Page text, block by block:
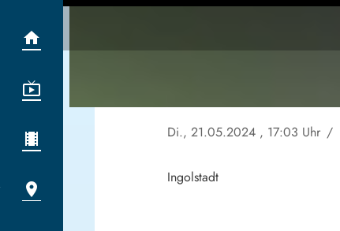
Di., 21.05.2024 , 17:03 Uhr /
Ingolstadt